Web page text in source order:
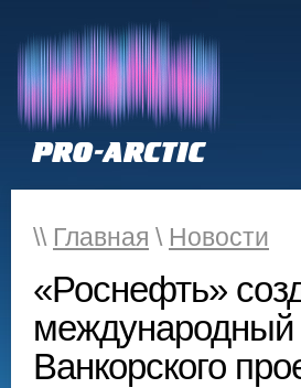
\\ Главная \ Новости
«Роснефть»
международный
Ванкорского